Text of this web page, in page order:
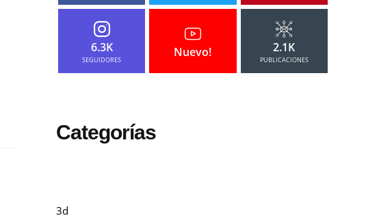
6.3K
SEGUIDORES
Nuevo! 2.1K
PUBLICACIONES
Categorías
3d